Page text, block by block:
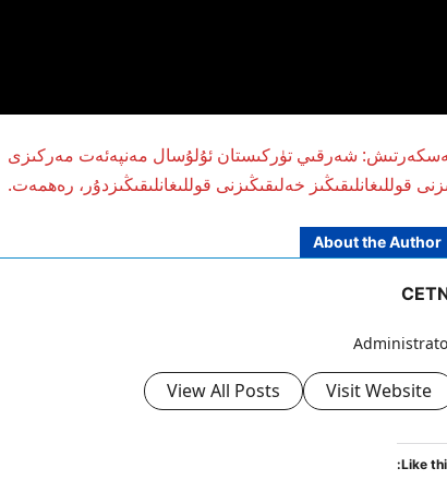
شەرقىي تۈركىستان ئۇلۇسال مەنپەئەت مەركىزى
قوللىغانلىقىڭىز خەلىقىڭىزنى قوللىغانلىقىڭىزدۇر، رەھمەت.
About the Author
Visit Website
View All Posts
Like